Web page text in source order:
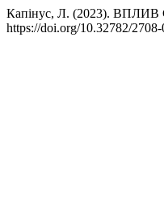
Капінус, Л. (2023).
https://doi.org/10.32782/